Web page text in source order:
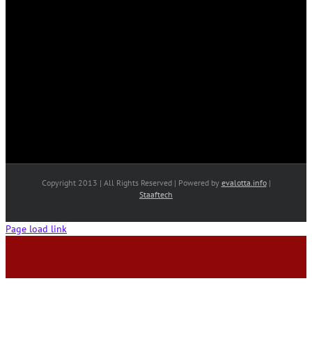
Copyright 2013 | All Rights Reserved | Powered by evalotta.info|
Staaftech
Page load link